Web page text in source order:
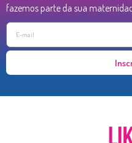
fazemos parte da sua